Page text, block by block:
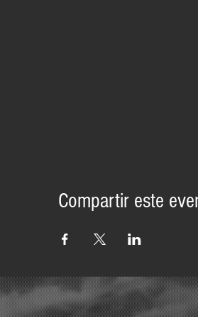
Compartir este